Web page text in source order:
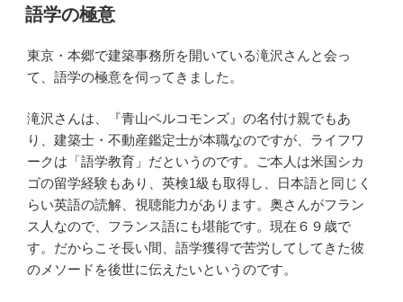
稿
日:
語学の極意
東京・本郷で建築事務所を開いている滝沢さんと会っ
て、語学の極意を伺ってきました。
滝沢さんは、『青山ベルコモンズ』の名付け親でもあ
り、建築士・不動産鑑定士が本職なのですが、ライフワ
ークは「語学教育」だというのです。ご本人は米国シカ
ゴの留学経験もあり、英検1級も取得し、日本語と同じく
らい英語の読解、視聴能力があります。奥さんがフラン
ス人なので、フランス語にも堪能です。現在６９歳で
す。だからこそ長い間、語学獲得で苦労してしてきた彼
のメソードを後世に伝えたいというのです。